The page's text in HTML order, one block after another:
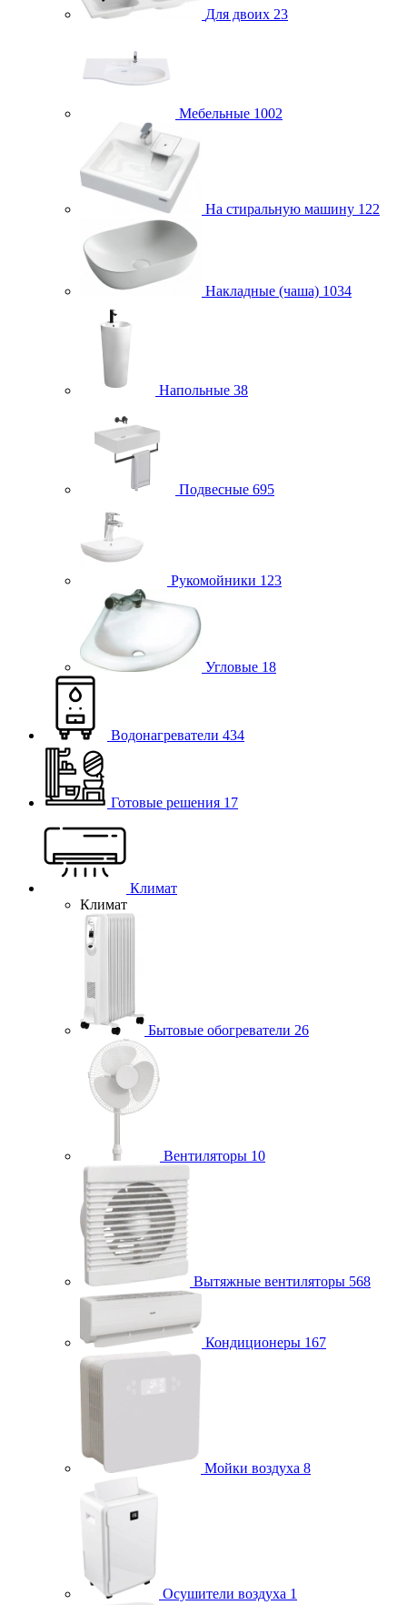
Для двоих 23
Мебельные 1002
На стиральную машину 122
Накладные (чаша) 1034
Напольные 38
Подвесные 695
Рукомойники 123
Угловые 18
Водонагреватели 434
Готовые решения 17
Климат
Климат
Бытовые обогреватели 26
Вентиляторы 10
Вытяжные вентиляторы 568
Кондиционеры 167
Мойки воздуха 8
Осушители воздуха 1